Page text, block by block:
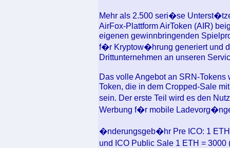
Mehr als 2.500 seri�se
AirFox-Plattform AirToken (AIR)
eigenen gewinnbringenden
f�r Kryptow�hrung generiert und
Drittunternehmen an unseren
Das volle Angebot an SRN-
Token, die in dem Cropped-Sale
sein. Der erste Teil wird es den
Werbung f�r mobile
�nderungsgeb�hr Pre ICO: 1
und ICO Public Sale 1 ETH =